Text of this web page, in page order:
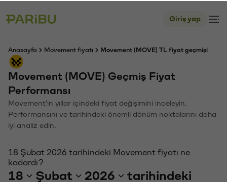
Giriş yap
Anasayfa Movement fiyatı Movement (MOVE) TL fiyat geçmişi
Movement (MOVE) Geçmiş Fiyat
Performansı
Movement'in yıllar içindeki fiyat değişimini inceleyin.
Performansını ve tarihindeki önemli dönüm noktalarını daha
iyi analiz edin.
18 Şubat 2026 tarihindeki Movement fiyatı ne
kadardı?
18 Şubat 2026
tarihindeki